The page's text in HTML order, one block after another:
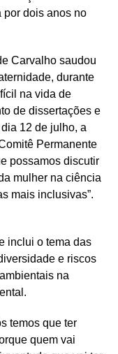
por dois anos no
Carvalho saudou
durante
na vida de
de dissertações e
12 de julho, a
Permanente
possamos discutir
mulher na ciência
mais inclusivas”.
inclui o tema das
e riscos
na
temos que ter
quem vai